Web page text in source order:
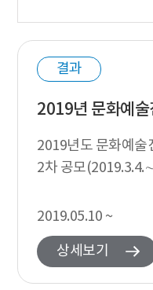
결과
2019년도 문화예술
2차 공모
문예진흥기금 국제예
2019.05.10 ~
상세보기